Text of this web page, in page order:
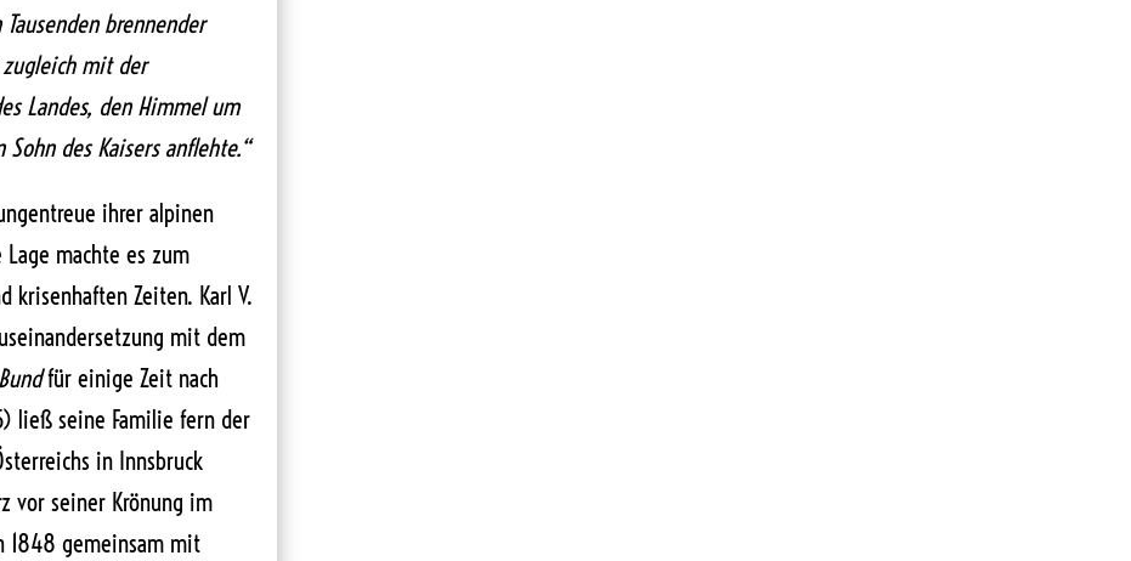
brennender
zugleich mit der
Landes, den Himmel um
des Kaisers anflehte.“
ihrer alpinen
machte es zum
krisenhaften Zeiten. Karl V.
mit dem
für einige Zeit nach
ließ seine Familie fern der
in Innsbruck
vor seiner Krönung im
1848 gemeinsam mit